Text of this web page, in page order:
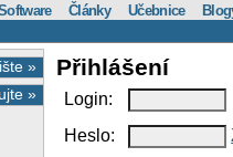
Články Učebnice
»
»
Přihlášení
Login:
Heslo: